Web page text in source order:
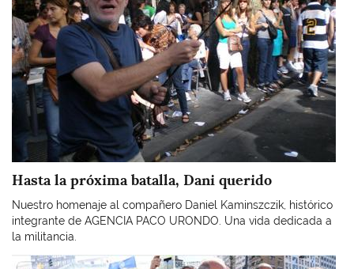
Hasta la próxima batalla, Dani querido
Nuestro homenaje al compañero Daniel Kaminszczik, histórico
integrante de AGENCIA PACO URONDO. Una vida dedicada a
la militancia.
Imagen